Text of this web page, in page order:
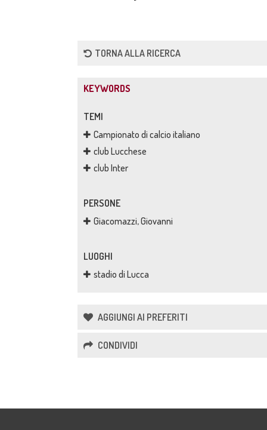
TORNA ALLA RICERCA
KEYWORDS
TEMI
Campionato di calcio italiano
club Lucchese
club Inter
PERSONE
Giacomazzi, Giovanni
LUOGHI
stadio di Lucca
AGGIUNGI AI PREFERITI
CONDIVIDI